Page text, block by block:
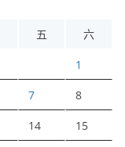
五 六
1
7 8
14 15